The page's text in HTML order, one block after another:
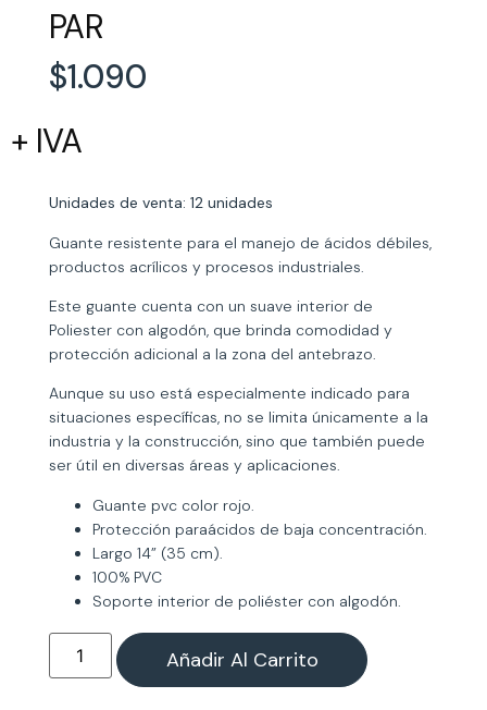
PAR
$1.090
+ IVA
Unidades de venta: 12 unidades
Guante resistente para el manejo de ácidos débiles,
productos acrílicos y procesos industriales.
Este guante cuenta con un suave interior de
Poliester con algodón, que brinda comodidad y
protección adicional a la zona del antebrazo.
Aunque su uso está especialmente indicado para
situaciones específicas, no se limita únicamente a la
industria y la construcción, sino que también puede
ser útil en diversas áreas y aplicaciones.
Guante pvc color rojo.
Protección paraácidos de baja concentración.
Largo 14” (35 cm).
100% PVC
Soporte interior de poliéster con algodón.
Añadir Al Carrito